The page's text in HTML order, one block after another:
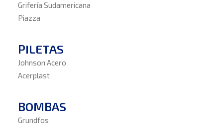
Grifería Sudamericana
Piazza
PILETAS
Johnson Acero
Acerplast
BOMBAS
Grundfos